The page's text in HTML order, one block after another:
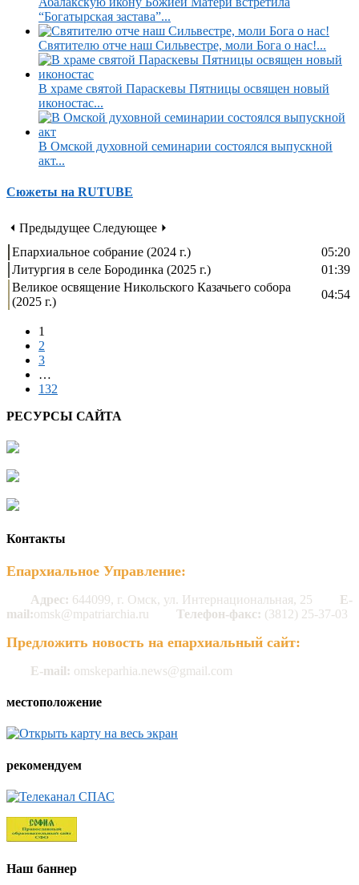
“Богатырская застава”...
Святителю отче наш Сильвестре, моли Бога о нас!...
В храме святой Параскевы Пятницы освящен новый
иконостас...
В Омской духовной семинарии состоялся выпускной
акт...
Сюжеты на RUTUBE
⏴ Предыдущее Следующее ⏵
Епархиальное собрание (2024 г.)
05:20
Литургия в селе Бородинка (2025 г.)
01:39
Великое освящение Никольского Казачьего собора
(2025 г.)
04:54
1
2
3
…
132
РЕСУРСЫ САЙТА
Контакты
Епархиальное Управление:
Адрес: 644099, г. Омск, ул. Интернациональная, 25
E-
mail:omsk@mpatriarchia.ru Телефон-факс: (3812) 25-37-03
Предложить новость на епархиальный сайт:
E-mail: omskeparhia.news@gmail.com
местоположение
рекомендуем
Наш баннер